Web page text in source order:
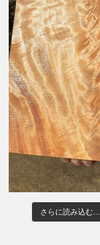
さらに読み込む...